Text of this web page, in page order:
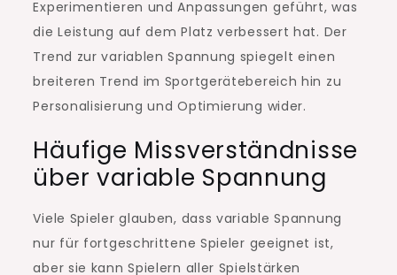
Experimentieren und Anpassungen geführt, was
die Leistung auf dem Platz verbessert hat. Der
Trend zur variablen Spannung spiegelt einen
breiteren Trend im Sportgerätebereich hin zu
Personalisierung und Optimierung wider.
Häufige Missverständnisse
über variable Spannung
Viele Spieler glauben, dass variable Spannung
nur für fortgeschrittene Spieler geeignet ist,
aber sie kann Spielern aller Spielstärken